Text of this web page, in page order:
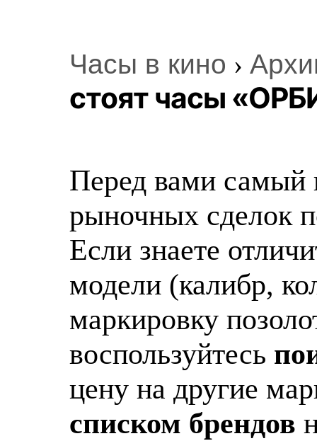
Часы в кино ›
стоят часы
Перед вами самый
рыночных сделок
Если знаете
модели (калибр,
маркировку
воспользуйтесь
цену на другие
списком брендов